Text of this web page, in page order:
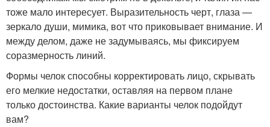
тоже мало интересует. Выразительность черт, глаза —
зеркало души, мимика, вот что приковывает внимание. И
между делом, даже не задумываясь, мы фиксируем
соразмерность линий.
Формы челок способны корректировать лицо, скрывать
его мелкие недостатки, оставляя на первом плане
только достоинства. Какие варианты челок подойдут
вам?